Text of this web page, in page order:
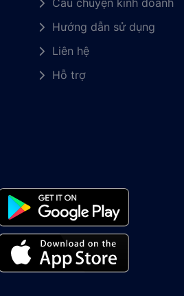
Câu chuyện kinh doanh
Hướng dẫn sử dụng
Liên hệ
Hỗ trợ